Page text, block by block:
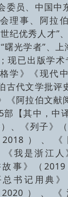
委员、中国中
理事、阿拉
纪优秀人才”
曙光学者”、上
现已出版学
学》《现代
古代文学批评
《阿拉伯文献
部【其中，中
、《列子》
）、《
《我是浙江人
故事》（
书记用典》
2020）、